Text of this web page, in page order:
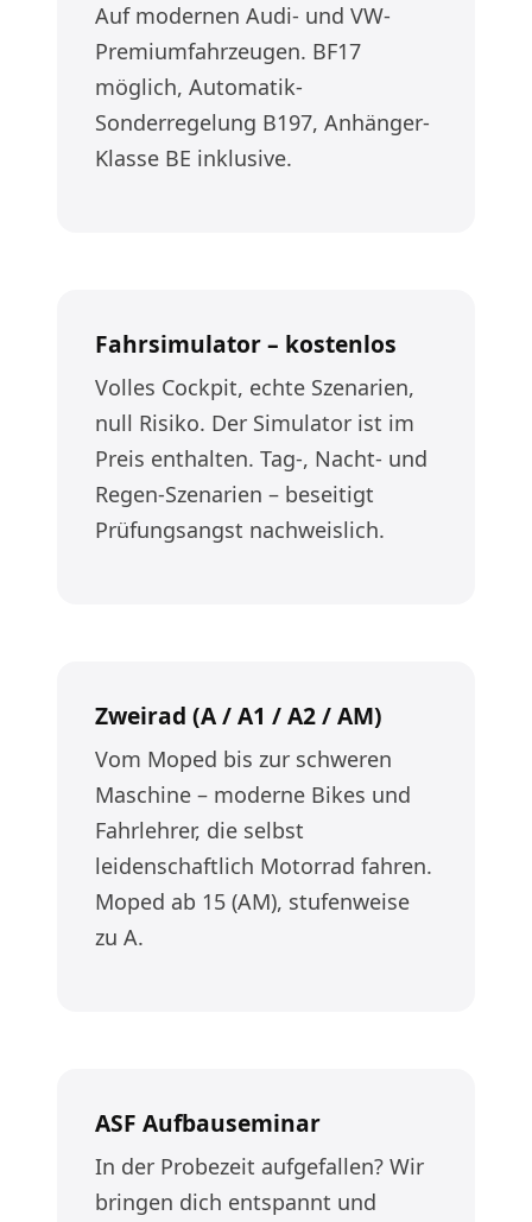
Auf modernen Audi- und VW-
Premiumfahrzeugen. BF17
möglich, Automatik-
Sonderregelung B197, Anhänger-
Klasse BE inklusive.
Fahrsimulator – kostenlos
Volles Cockpit, echte Szenarien,
null Risiko. Der Simulator ist im
Preis enthalten. Tag-, Nacht- und
Regen-Szenarien – beseitigt
Prüfungsangst nachweislich.
Zweirad (A / A1 / A2 / AM)
Vom Moped bis zur schweren
Maschine – moderne Bikes und
Fahrlehrer, die selbst
leidenschaftlich Motorrad fahren.
Moped ab 15 (AM), stufenweise
zu A.
ASF Aufbauseminar
In der Probezeit aufgefallen? Wir
bringen dich entspannt und